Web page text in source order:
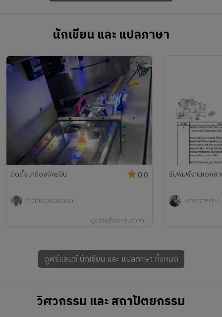
นักเขียน และ แปลภาษา
ติดตั้งเครื่องจักรจีน
franksasasasa
0.0
พูดคุยเพื่อตกลงราคา
รับพิมพ์งานเอกส
zmaymaliz
ดูฟรีแลนซ์ นักเขียน และ แปลภาษา ทั้งหมด
วิศวกรรม และ สถาปัตยกรรม